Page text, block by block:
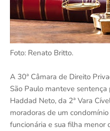
Foto: Renato Britto.
A 30ª Câmara de Direito
São Paulo manteve
Haddad Neto, da 2ª Vara
moradoras de um
funcionária e sua filha menor